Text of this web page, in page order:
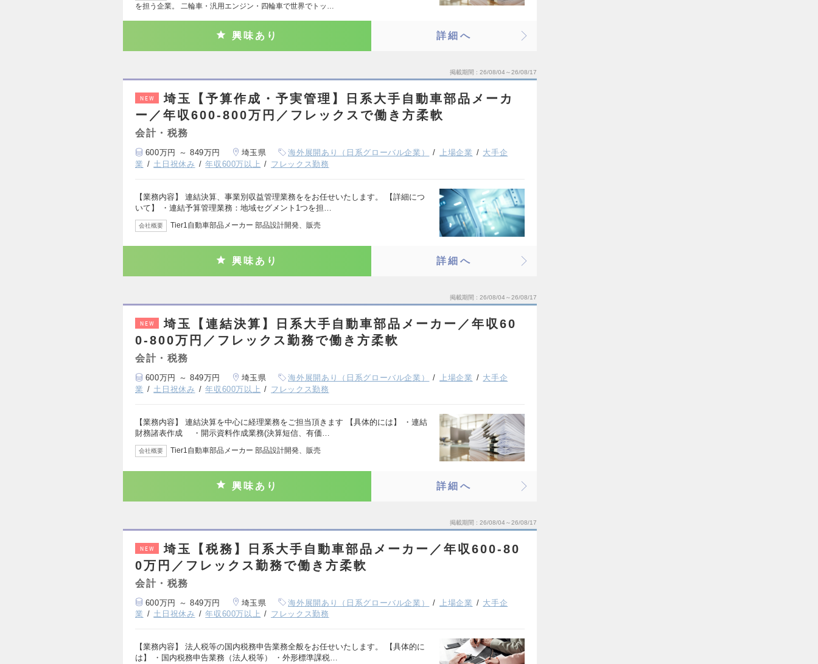
を担う企業。 二輪車・汎用エンジン・四輪車で世界でトッ…
興味あり 詳細へ
掲載期間 26/08/04～26/08/17
NEW
埼玉【予算作成・予実管理】日系大手自動車部品メーカ
ー／年収600-800万円／フレックスで働き方柔軟
会計・税務
600万円 ～ 849万円 埼玉県 海外展開あり（日系グローバル企業） 上場企業
大手企
業
土日祝休み 年収600万以上 フレックス勤務
【業務内容】 連結決算、事業別収益管理業務ををお任せいたします。 【詳細につ
いて】 ・連結予算管理業務：地域セグメント1つを担…
会社概要 Tier1自動車部品メーカー 部品設計開発、販売
興味あり 詳細へ
掲載期間 26/08/04～26/08/17
NEW
埼玉【連結決算】日系大手自動車部品メーカー／年収60
0-800万円／フレックス勤務で働き方柔軟
会計・税務
600万円 ～ 849万円 埼玉県 海外展開あり（日系グローバル企業） 上場企業
大手企
業
土日祝休み 年収600万以上 フレックス勤務
【業務内容】 連結決算を中心に経理業務をご担当頂きます 【具体的には】 ・連結
財務諸表作成 ・開示資料作成業務(決算短信、有価…
会社概要 Tier1自動車部品メーカー 部品設計開発、販売
興味あり 詳細へ
掲載期間 26/08/04～26/08/17
NEW
埼玉【税務】日系大手自動車部品メーカー／年収600-80
0万円／フレックス勤務で働き方柔軟
会計・税務
600万円 ～ 849万円 埼玉県 海外展開あり（日系グローバル企業） 上場企業
大手企
業
土日祝休み 年収600万以上 フレックス勤務
【業務内容】 法人税等の国内税務申告業務全般をお任せいたします。 【具体的に
は】 ・国内税務申告業務（法人税等） ・外形標準課税…